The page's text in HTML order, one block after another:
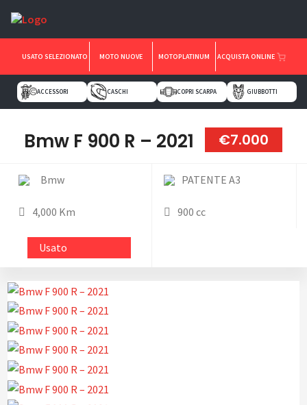
USATO SELEZIONATO MOTO NUOVE MOTOPLATINUM ACQUISTA ONLINE
ACCESSORI CASCHI COPRI SCARPA GIUBBOTTI
Bmw F 900 R – 2021 €7.000
Bmw PATENTE A3
4,000 Km 900 cc
Usato